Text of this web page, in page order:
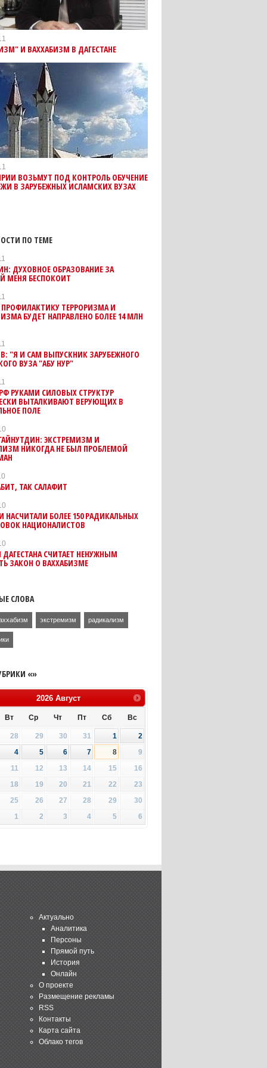
И ВАХХАБИЗМ В ДАГЕСТАНЕ
ВОЗЬМУТ ПОД КОНТРОЛЬ ОБУЧЕНИЕ
В ЗАРУБЕЖНЫХ ИСЛАМСКИХ ВУЗАХ
ПО ТЕМЕ
ДУХОВНОЕ ОБРАЗОВАНИЕ ЗА
МЕНЯ БЕСПОКОИТ
ПРОФИЛАКТИКУ ТЕРРОРИЗМА И
БУДЕТ НАПРАВЛЕНО БОЛЕЕ 14 МЛН
"Я И САМ ВЫПУСКНИК ЗАРУБЕЖНОГО
ВУЗА "АБУ НУР"
РУКАМИ СИЛОВЫХ СТРУКТУР
ВЫТАЛКИВАЮТ ВЕРУЮЩИХ В
ПОЛЕ
ЭКСТРЕМИЗМ И
НИКОГДА НЕ БЫЛ ПРОБЛЕМОЙ
ТАК САЛАФИТ
НАСЧИТАЛИ БОЛЕЕ 150 РАДИКАЛЬНЫХ
НАЦИОНАЛИСТОВ
СЧИТАЕТ НЕНУЖНЫМ
ЗАКОН О ВАХХАБИЗМЕ
СЛОВА
экстремизм радикализм
«»
2026 Август
Вт Ср Чт Пт Сб Вс
28 29 30 31 1
2
4
5 6 7 8
9
11
12 13 14 15
16
18
19 20 21 22
23
25
26 27 28 29
30
1
2 3 4 5 6
Актуально
Аналитика
Персоны
Прямой путь
История
Онлайн
О проекте
Размещение рекламы
RSS
Контакты
Карта сайта
Облако тегов